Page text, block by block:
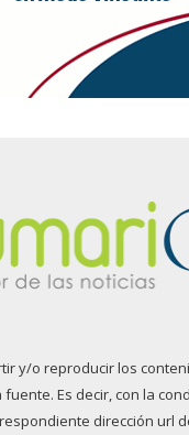
y/o reproducir los
Es decir, con la
dirección url